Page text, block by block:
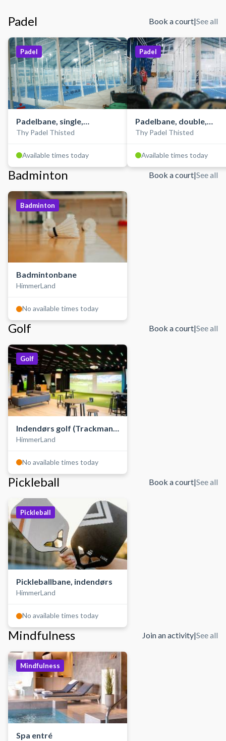
Padel Book a court|See all
Padel
Padelbane, single,
indendørs
Thy Padel Thisted
Available times today
Padel
Padelbane, double,
indendørs
Thy Padel Thisted
Available times today
Badminton Book a court|See all
Badminton
Badmintonbane
HimmerLand
No available times today
Golf Book a court|See all
Golf
Indendørs golf (Trackman
golfsimulator)
HimmerLand
No available times today
Pickleball Book a court|See all
Pickleball
Pickleballbane, indendørs
HimmerLand
No available times today
Mindfulness Join an activity|See all
Mindfulness
Spa entré